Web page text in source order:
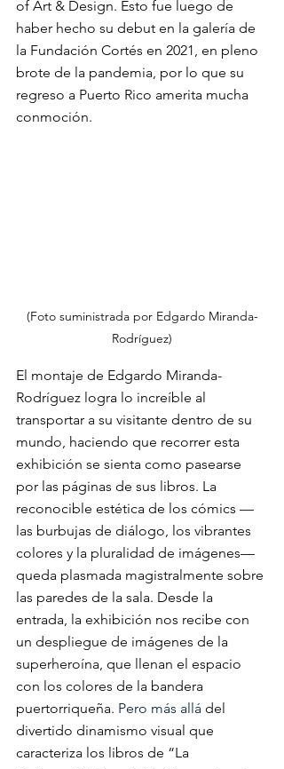
of Art & Design. Esto fue luego de
haber hecho su debut en la galería de
la Fundación Cortés en 2021, en pleno
brote de la pandemia, por lo que su
regreso a Puerto Rico amerita mucha
conmoción.
(Foto suministrada por Edgardo Miranda-
Rodríguez)
El montaje de Edgardo Miranda-
Rodríguez logra lo increíble al
transportar a su visitante dentro de su
mundo, haciendo que recorrer esta
exhibición se sienta como pasearse
por las páginas de sus libros. La
reconocible estética de los cómics —
las burbujas de diálogo, los vibrantes
colores y la pluralidad de imágenes—
queda plasmada magistralmente sobre
las paredes de la sala. Desde la
entrada, la exhibición nos recibe con
un despliegue de imágenes de la
superheroína, que llenan el espacio
con los colores de la bandera
puertorriqueña. Pero más allá del
divertido dinamismo visual que
caracteriza los libros de “La